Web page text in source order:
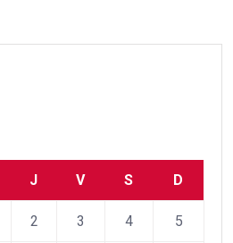
J V S D
2 3 4 5